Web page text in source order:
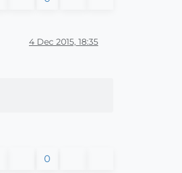
4 Dec 2015, 18:35
0